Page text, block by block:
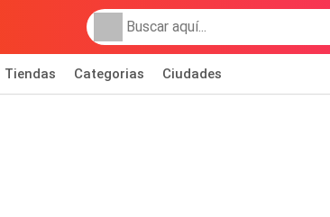
Tiendas Categorias Ciudades